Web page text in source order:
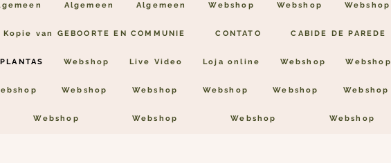
Algemeen Algemeen Webshop Webshop Webshop
Kopie van GEBOORTE EN COMMUNIE CONTATO CABIDE DE PAREDE
Webshop Live Video Loja online Webshop Webshop
Webshop Webshop Webshop Webshop Webshop
Webshop Webshop Webshop Webshop